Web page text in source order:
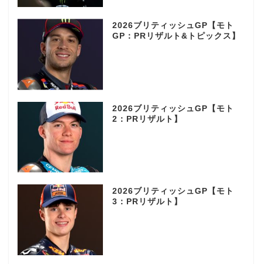
2026ブリティッシュGP【モト
GP：PRリザルト&トピックス】
2026ブリティッシュGP【モト
2：PRリザルト】
2026ブリティッシュGP【モト
3：PRリザルト】